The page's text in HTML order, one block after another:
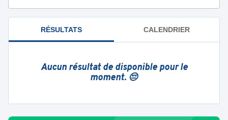
RÉSULTATS CALENDRIER
Aucun résultat de disponible pour le
moment. 😔